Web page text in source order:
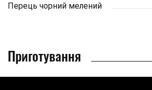
Перець чорний мелений
Приготування